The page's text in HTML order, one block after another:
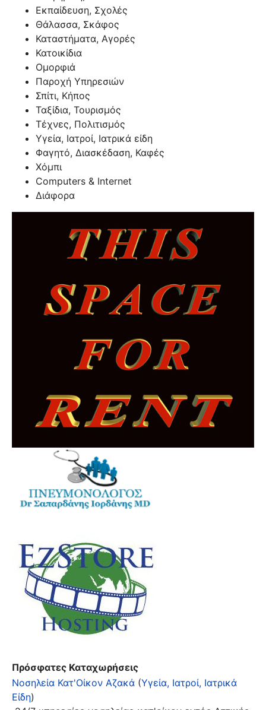
Εκπαίδευση, Σχολές
Θάλασσα, Σκάφος
Καταστήματα, Αγορές
Κατοικίδια
Ομορφιά
Παροχή Υπηρεσιών
Σπίτι, Κήπος
Ταξίδια, Τουρισμός
Τέχνες, Πολιτισμός
Υγεία, Ιατροί, Ιατρικά είδη
Φαγητό, Διασκέδαση, Καφές
Χόμπι
Computers & Internet
Διάφορα
Πρόσφατες Καταχωρήσεις
Νοσηλεία Κατ'Οίκον Αζακά (Υγεία, Ιατροί, Ιατρικά
Είδη)